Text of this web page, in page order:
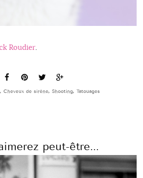
Roudier.
, Cheveux de sirène, Shooting, Tatouages
peut-être...